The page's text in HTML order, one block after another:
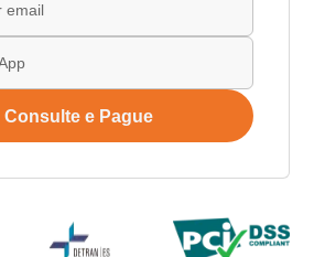
Consulte e Pague